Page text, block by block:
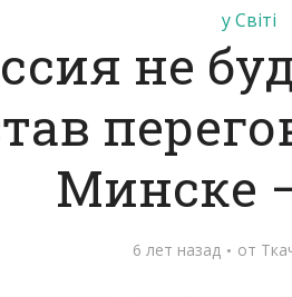
у Світі
не
Минске
6 лет назад от